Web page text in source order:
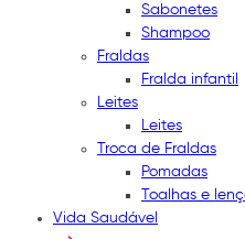
Sabonetes
Shampoo
Fraldas
Fralda infantil
Leites
Leites
Troca de Fraldas
Pomadas
Toalhas e
Vida Saudável